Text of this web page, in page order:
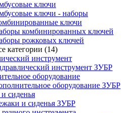
ключи
ключи - наборы
ключи
комбинированных ключей
рожковых ключей
категории (14)
инструмент
инструмент ЗУБР
оборудование
оборудование ЗУБР
сиденья
и сиденья ЗУБР